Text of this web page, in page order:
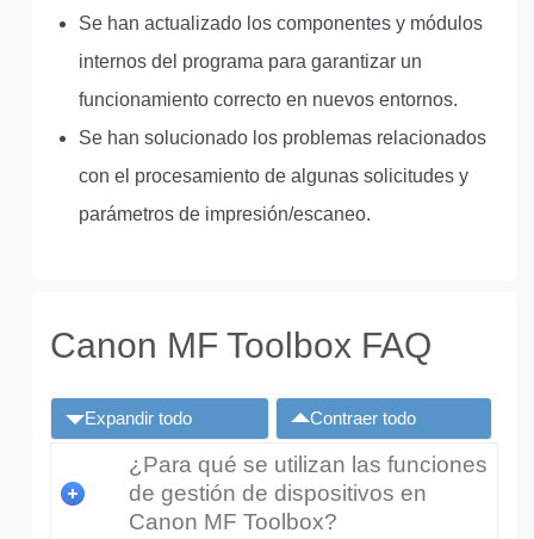
Se han actualizado los componentes y módulos
internos del programa para garantizar un
funcionamiento correcto en nuevos entornos.
Se han solucionado los problemas relacionados
con el procesamiento de algunas solicitudes y
parámetros de impresión/escaneo.
Canon MF Toolbox FAQ
Expandir todo Contraer todo
¿Para qué se utilizan las funciones
de gestión de dispositivos en
Canon MF Toolbox?